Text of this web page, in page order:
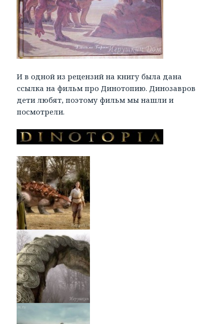
И в одной из рецензий на книгу была дана
ссылка на фильм про Динотопию. Динозавров
дети любят, поэтому фильм мы нашли и
посмотрели.